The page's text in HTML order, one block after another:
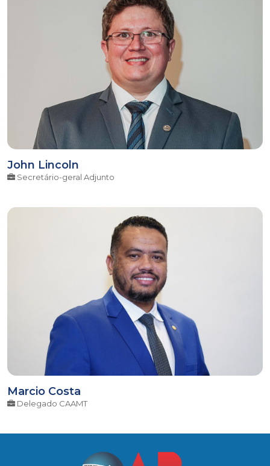
John Lincoln
Secretário-geral Adjunto
Marcio Costa
Delegado CAAMT